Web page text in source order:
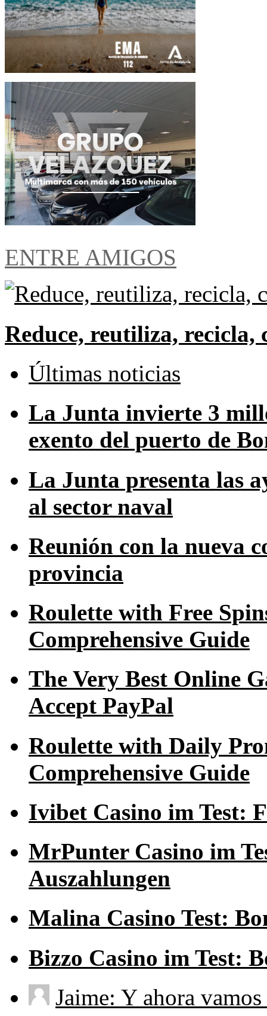
ENTRE AMIGOS
Reduce, reutiliza, recicla,
Últimas noticias
La Junta invierte 3
exento del puerto de
La Junta presenta las
al sector naval
Reunión con la nueva
provincia
Roulette with Free
Comprehensive Guide
The Very Best Online
Accept PayPal
Roulette with Daily
Comprehensive Guide
Ivibet Casino im Test:
MrPunter Casino im
Auszahlungen
Malina Casino Test:
Bizzo Casino im Test:
Jaime: Y ahora